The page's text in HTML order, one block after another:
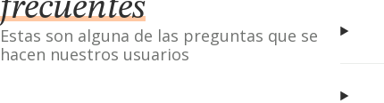
frecuentes
Estas son alguna de las preguntas que se
hacen nuestros usuarios